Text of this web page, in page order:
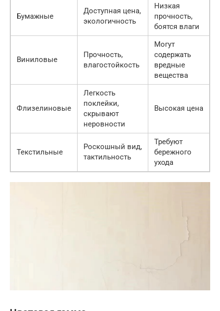
Бумажные
Доступная цена,
экологичность
Низкая
прочность,
боятся влаги
Виниловые
Прочность,
влагостойкость
Могут
содержать
вредные
вещества
Флизелиновые
Легкость
поклейки,
скрывают
неровности
Высокая цена
Текстильные
Роскошный вид,
тактильность
Требуют
бережного
ухода